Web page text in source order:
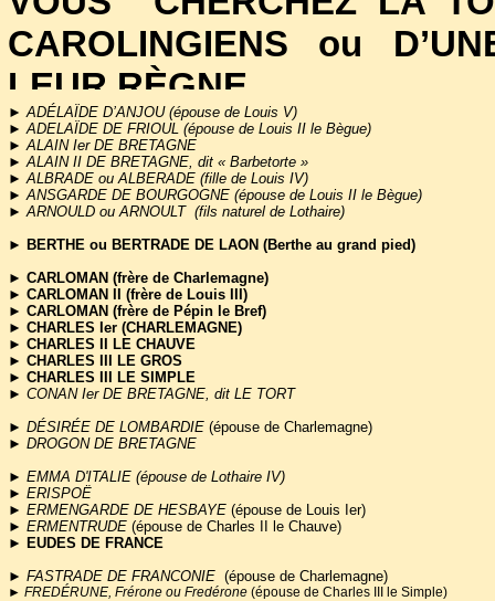
d'une page dédiée à chacun
Carolingiens et des
respectif est-il réuni.
CAROLINGIENS ou
LEUR RÈGNE
Cette page est
personnalité que vous
l'objet d'un article,
page.
►ADÉLAÏDE D’ANJOU(épouse de Louis V)
► ADELAÏDE DE FRIOUL (épouse de Louis II le Bègue)
►ALAIN Ier DE BRETAGNE
►ALAIN II DE BRETAGNE, dit « Barbetorte »
►ALBRADE ou ALBERADE (fille de Louis IV)
►ANSGARDE DE BOURGOGNE (épouse de Louis II le Bègue)
►ARNOULD ou ARNOULT (fils naturel de Lothaire)
► BERTHE ou BERTRADE DE LAON (Berthe au grand pied)
► CARLOMAN (frère de Charlemagne)
► CARLOMAN II (frère de Louis III)
► CARLOMAN (frère de Pépin le Bref)
► CHARLES Ier (CHARLEMAGNE)
► CHARLES II LE CHAUVE
► CHARLES III LE GROS
► CHARLES III LE SIMPLE
► CONAN Ier DE BRETAGNE, dit LE TORT
► DÉSIRÉE DE LOMBARDIE (épouse de Charlemagne)
► DROGON DE BRETAGNE
► EMMA D'ITALIE (épouse de Lothaire IV)
► ERISPOË
► ERMENGARDE DE HESBAYE (épouse de Louis Ier)
► ERMENTRUDE (épouse de Charles II le Chauve)
► EUDES DE FRANCE
► FASTRADE DE FRANCONIE (épouse de Charlemagne)
► FREDÉRUNE, Frérone ou Fredérone (épouse de Charles III le Simple)